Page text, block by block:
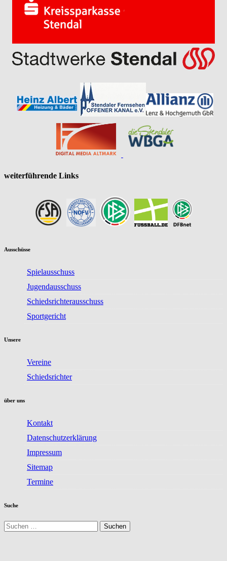
weiterführende Links
Ausschüsse
Spielausschuss
Jugendausschuss
Schiedsrichterausschuss
Sportgericht
Unsere
Vereine
Schiedsrichter
über uns
Kontakt
Datenschutzerklärung
Impressum
Sitemap
Termine
Suche
Suchen
nach: